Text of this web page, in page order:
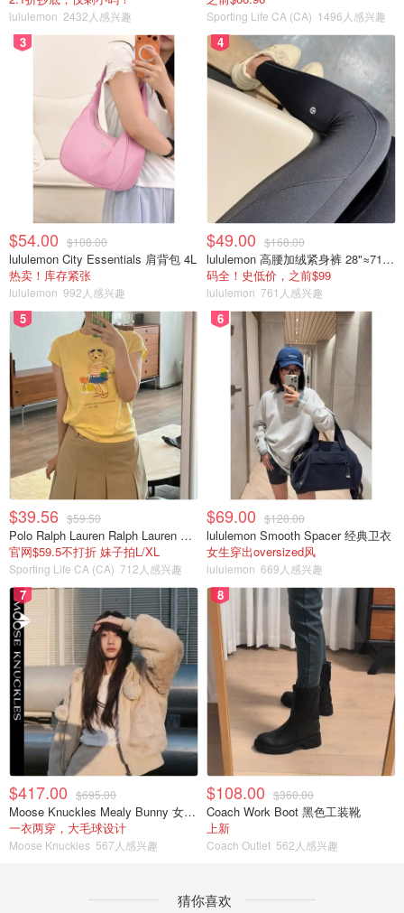
lululemon 2432人感兴趣 Sporting Life CA (CA) 1496人感兴趣
3
$54.00 $108.00
lululemon City Essentials 肩背包 4L
热卖！库存紧张
lululemon 992人感兴趣
4
$49.00 $168.00
lululemon 高腰加绒紧身裤 28"≈71cm 5个口袋
码全！史低价，之前$99
lululemon 761人感兴趣
5
$39.56 $59.50
Polo Ralph Lauren Ralph Lauren Polo Bear 女童棉T恤 染色 1件
官网$59.5不打折 妹子拍L/XL
Sporting Life CA (CA) 712人感兴趣
6
$69.00 $128.00
lululemon Smooth Spacer 经典卫衣
女生穿出oversized风
lululemon 669人感兴趣
7
$417.00 $695.00
Moose Knuckles Mealy Bunny 女士双面穿连帽外套
一衣两穿，大毛球设计
Moose Knuckles 567人感兴趣
8
$108.00 $360.00
Coach Work Boot 黑色工装靴
上新
Coach Outlet 562人感兴趣
猜你喜欢